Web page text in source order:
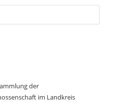
der
im Landkreis